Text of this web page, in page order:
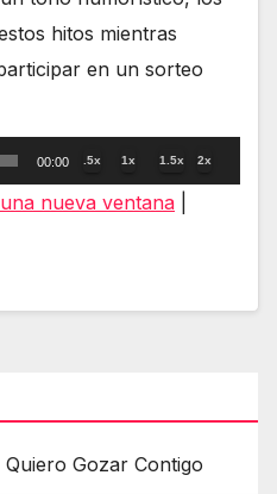
hitos mientras
en un sorteo
00:00 .5x 1x 1.5x 2x
nueva ventana
Gozar Contigo